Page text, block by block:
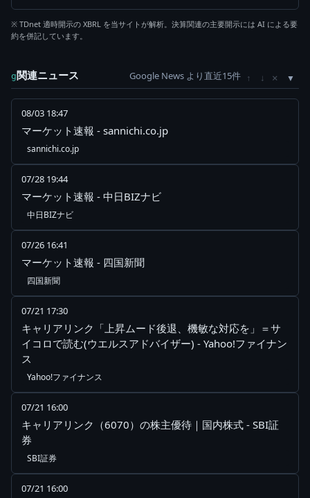
※ TDnet 適時開示の XBRL を当サイトが解析。決算関連の主要開示には AI による要
約を併記しています。
g関連ニュース Google News より直近15件 ↑ ↓ ×
08/03 18:47
マーケット速報 - sannichi.co.jp
sannichi.co.jp
07/28 19:44
マーケット速報 - 中日BIZナビ
中日BIZナビ
07/26 16:41
マーケット速報 - 四国新聞
四国新聞
07/21 17:30
キャリアリンク「上昇ムード後退、機敏な対応を」＝サ
イコロで読む(ウエルスアドバイザー) - Yahoo!ファイナン
ス
Yahoo!ファイナンス
07/21 16:00
キャリアリンク（6070）の株主優待｜国内株式 - SBI証
券
SBI証券
07/21 16:00